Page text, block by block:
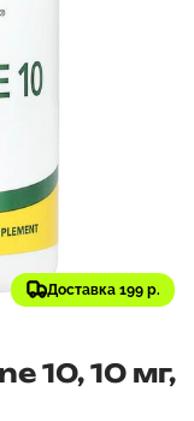
Доставка 199 р.
10, 10 мг,